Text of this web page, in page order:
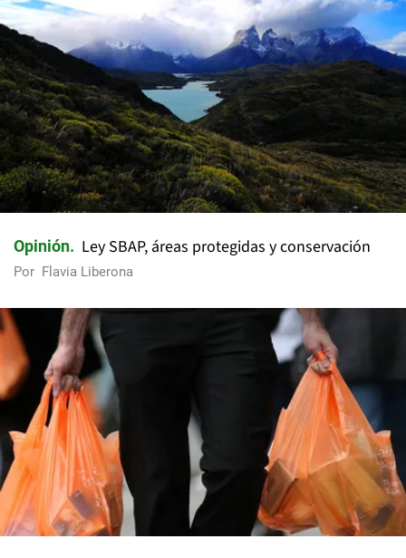
Opinión Ley SBAP, áreas protegidas y conservación
Por Flavia Liberona